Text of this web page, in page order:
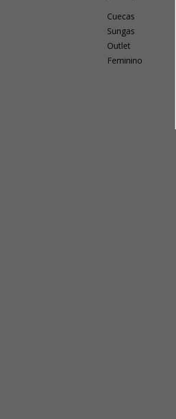
Cuecas
Sungas
Outlet
Feminino